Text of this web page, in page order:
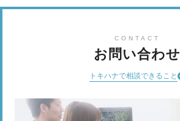
CONTACT
お問い合わせ
トキハナで相談できること